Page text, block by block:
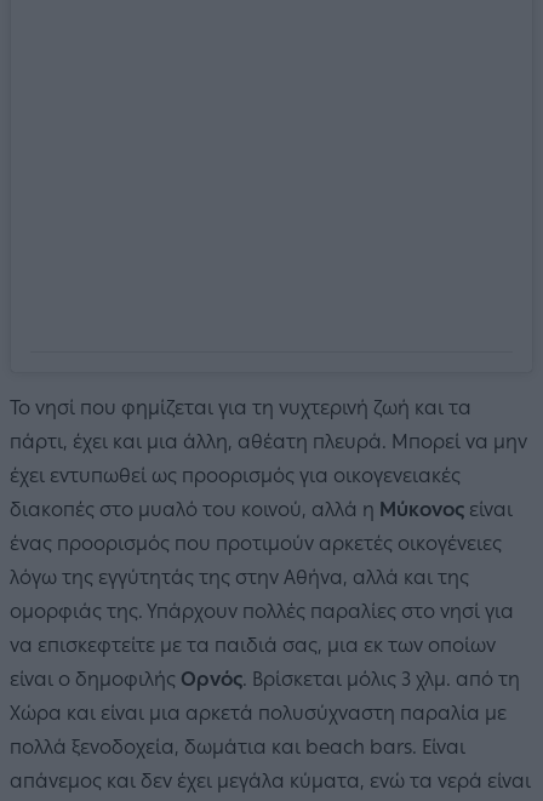
Το νησί που φημίζεται για τη νυχτερινή ζωή και τα
πάρτι, έχει και μια άλλη, αθέατη πλευρά. Μπορεί να μην
έχει εντυπωθεί ως προορισμός για οικογενειακές
διακοπές στο μυαλό του κοινού, αλλά η Μύκονος είναι
ένας προορισμός που προτιμούν αρκετές οικογένειες
λόγω της εγγύτητάς της στην Αθήνα, αλλά και της
ομορφιάς της. Υπάρχουν πολλές παραλίες στο νησί για
να επισκεφτείτε με τα παιδιά σας, μια εκ των οποίων
είναι ο δημοφιλής Ορνός. Βρίσκεται μόλις 3 χλμ. από τη
Χώρα και είναι μια αρκετά πολυσύχναστη παραλία με
πολλά ξενοδοχεία, δωμάτια και beach bars. Είναι
απάνεμος και δεν έχει μεγάλα κύματα, ενώ τα νερά είναι